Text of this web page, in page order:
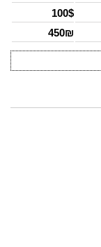
100$
450₪